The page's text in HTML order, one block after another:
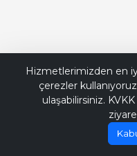
Hizmetlerimizden en
çerezler
ulaşabilirsiniz.